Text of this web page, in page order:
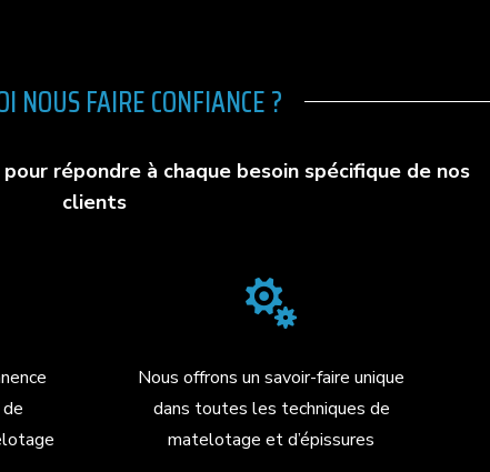
NOUS FAIRE CONFIANCE ?
répondre à chaque besoin spécifique de nos
clients

Nous offrons un savoir-faire unique
dans toutes les techniques de
matelotage et d’épissures